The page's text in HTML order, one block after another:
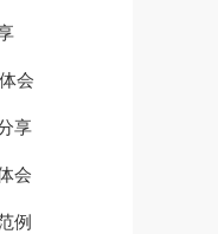
会
享
会
例